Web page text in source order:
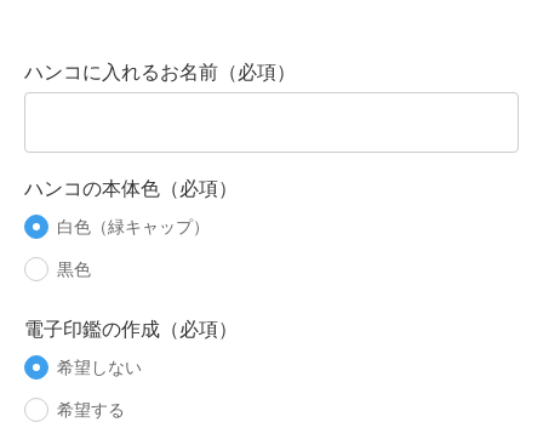
ハンコに入れるお名前（必項）
ハンコの本体色（必項）
白色（緑キャップ）
黒色
電子印鑑の作成（必項）
希望しない
希望する